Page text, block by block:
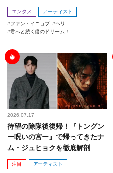
エンタメ アーティスト
ファン・イニョプ
ヘリ
君へと続く僕のドリーム！
2026.07.17
待望の除隊後復帰！『トングン
ー呪いの宮ー』で帰ってきたナ
ム・ジュヒョクを徹底解剖
注目 アーティスト